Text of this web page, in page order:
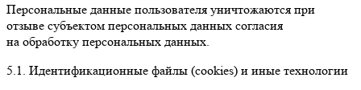
Персональные данные пользователя уничтожаются при
отзыве субъектом персональных данных согласия
на обработку персональных данных.
5.1. Идентификационные файлы (сookies) и иные технологии